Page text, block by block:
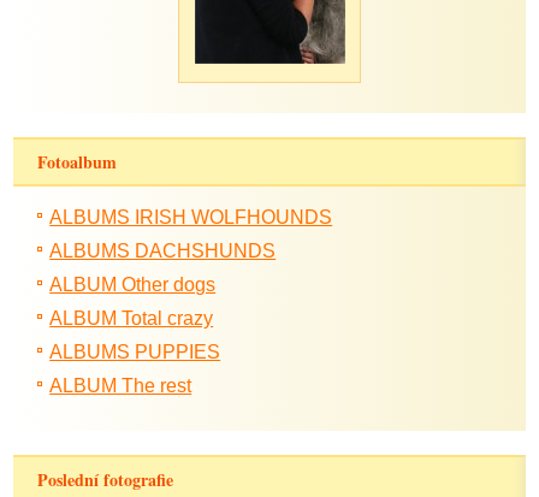
Fotoalbum
ALBUMS IRISH WOLFHOUNDS
ALBUMS DACHSHUNDS
ALBUM Other dogs
ALBUM Total crazy
ALBUMS PUPPIES
ALBUM The rest
Poslední fotografie